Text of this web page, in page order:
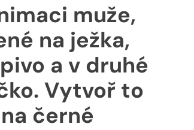
muže,
na ježka,
a v druhé
Vytvoř to
černé